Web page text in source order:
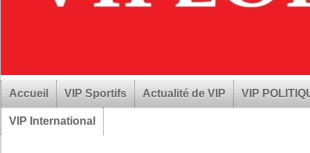
Accueil VIP Sportifs Actualité de VIP VIP
VIP International